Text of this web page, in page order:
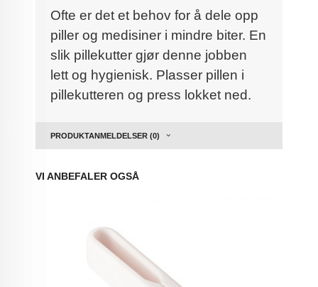
Ofte er det et behov for å dele opp
piller og medisiner i mindre biter. En
slik pillekutter gjør denne jobben
lett og hygienisk. Plasser pillen i
pillekutteren og press lokket ned.
PRODUKTANMELDELSER (0)
VI ANBEFALER OGSÅ